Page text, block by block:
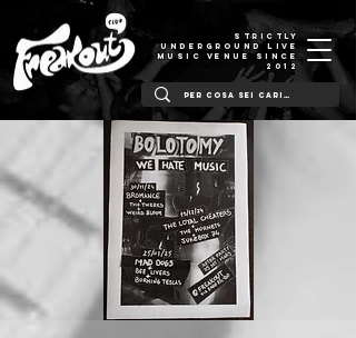
STRICTLY
UNDERGROUND LIVE
MUSIC VENUE SINCE
2012